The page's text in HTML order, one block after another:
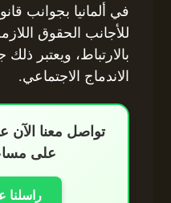
في ألمانيا بجوانب
للأجانب الحقوق
بالارتباط، ويعتبر
الاندماج الاجتماعي.
تواصل معنا الآن
على
راسلنا